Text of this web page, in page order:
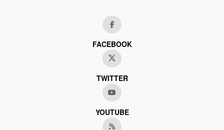
FACEBOOK
TWITTER
YOUTUBE